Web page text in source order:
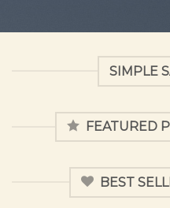
SIMPLE
FEATURED
BEST